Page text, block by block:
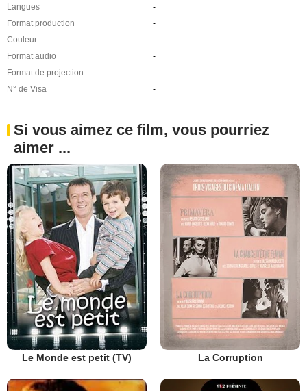
Langues
-
Format production
-
Couleur
-
Format audio
-
Format de projection
-
N° de Visa
-
Si vous aimez ce film, vous pourriez
aimer ...
Le Monde est petit (TV) La Corruption